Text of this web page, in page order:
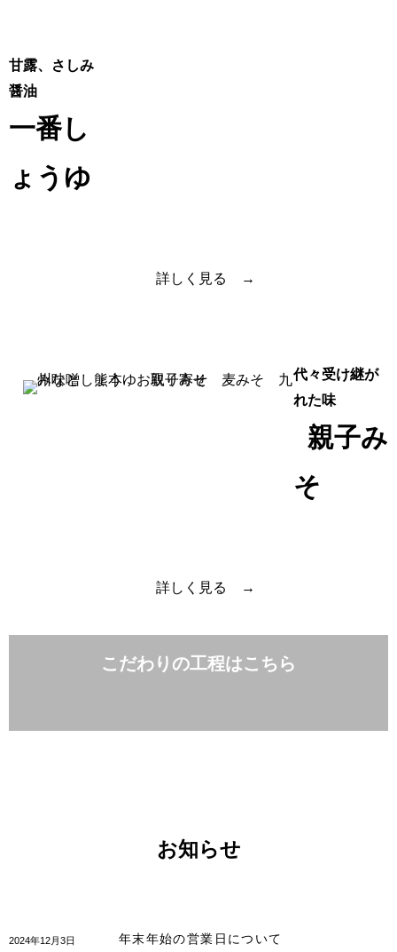
甘露、さしみ
醤油
一番し
ょうゆ
詳しく見る →
代々受け継が
れた味
親子み
そ
詳しく見る →
こだわりの工程はこちら
お知らせ
2024年12月3日 年末年始の営業日について